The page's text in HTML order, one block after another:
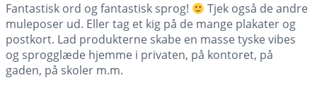
Fantastisk ord og fantastisk sprog!
Tjek også de andre
muleposer ud. Eller tag et kig på de mange plakater og
postkort. Lad produkterne skabe en masse tyske vibes
og sprogglæde hjemme i privaten, på kontoret, på
gaden, på skoler m.m.